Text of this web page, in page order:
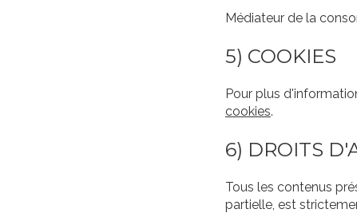
Médiateur de la
5) COOKIES
Pour plus
cookies.
6) DROITS
Tous les contenus
partielle, est